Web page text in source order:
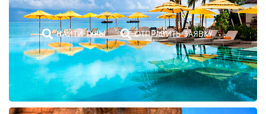
НАЙТИ ТУРЫ ОТПРАВИТЬ ЗАЯВКУ